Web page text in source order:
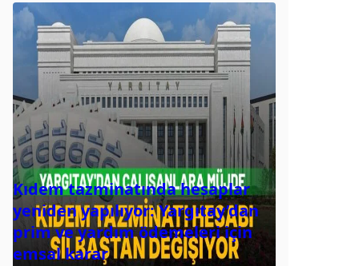
Kıdem tazminatında hesaplar
yeniden yapılıyor: Yargıtay’dan
prim ve yardım ödemeleri için
emsal karar